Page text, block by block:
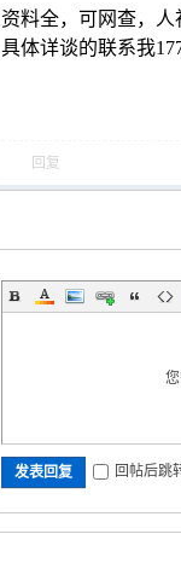
资料全，可网查，人
具体详谈的联系我
回复
发表回复 回帖后跳